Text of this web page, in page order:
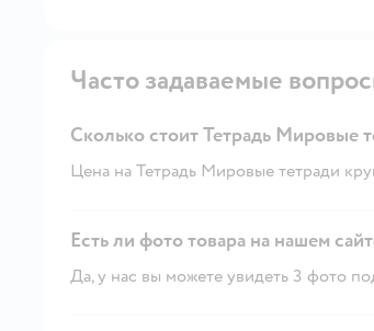
Часто задаваемые
Сколько стоит Тетрадь Мировые
Цена на Тетрадь Мировые тетради
Есть ли фото товара на нашем
Да, у нас вы можете увидеть 3 фото